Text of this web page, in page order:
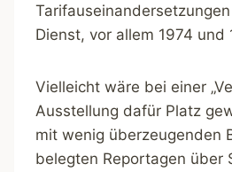
Dienst, vor allem 1974 und
Vielleicht wäre bei einer
Ausstellung dafür Platz
mit wenig überzeugenden
belegten Reportagen über